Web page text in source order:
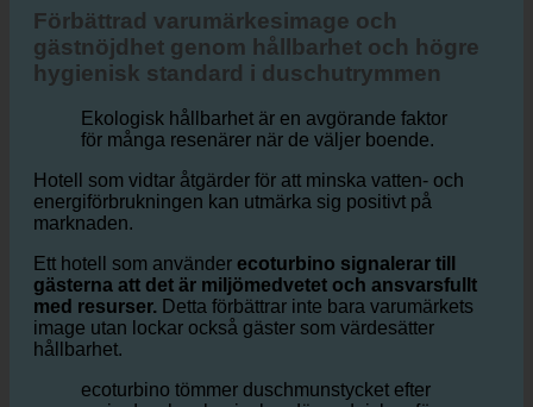
4. Förbättrad varumärkesimage och nöjdare gäster
Förbättrad varumärkesimage och
gästnöjdhet genom hållbarhet och högre
hygienisk standard i duschutrymmen
Ekologisk hållbarhet är en avgörande faktor
för många resenärer när de väljer boende.
energiförbrukningen kan utmärka sig positivt på
marknaden.
Ett hotell som använder ecoturbino signalerar till
gästerna att det är miljömedvetet och ansvarsfullt
image utan lockar också gäster som värdesätter